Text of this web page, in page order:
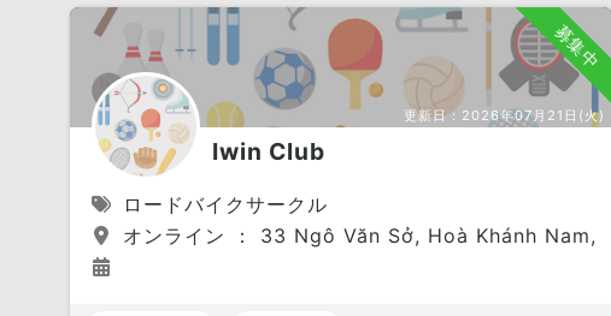
募集中
更新日： 2026年07月21日(火)
Iwin Club
ロードバイクサークル
オンライン ： 33 Ngô Văn Sở, Hoà Khánh